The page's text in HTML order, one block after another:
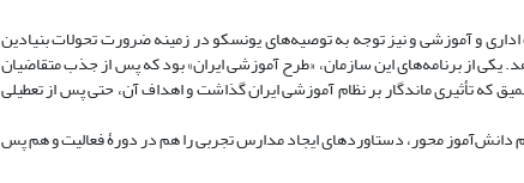
اشاره در راستای اجرای مفاد انقلاب اداری و آموزشی و نیز توجه به توصیه‌های یونسکو در زمینه ضرورت تحولات بنیادین
از برنامه‌های این سازمان، «طرح آموزشی ایران» بود که پس از جذب متقاضیان
که تأثیری ماندگار بر نظام آموزشی ایران گذاشت و اهداف آن، حتی پس از تعطیلی
دانش‌آموز محور، دستاوردهای ایجاد مدارس تجربی را هم در دورۀ فعالیت و هم پس